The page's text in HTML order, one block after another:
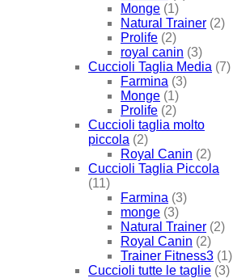
Monge (1)
Natural Trainer (2)
Prolife (2)
royal canin (3)
Cuccioli Taglia Media (7)
Farmina (3)
Monge (1)
Prolife (2)
Cuccioli taglia molto
piccola (2)
Royal Canin (2)
Cuccioli Taglia Piccola
(11)
Farmina (3)
monge (3)
Natural Trainer (2)
Royal Canin (2)
Trainer Fitness3 (1)
Cuccioli tutte le taglie (3)